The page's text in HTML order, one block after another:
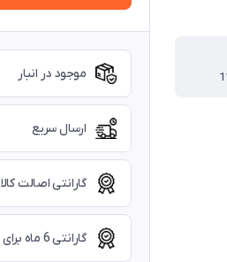
موجود در انبار
ارسال سریع
گارانتی اصالت کالا
گارانتی 6 ماه برای درجه یک